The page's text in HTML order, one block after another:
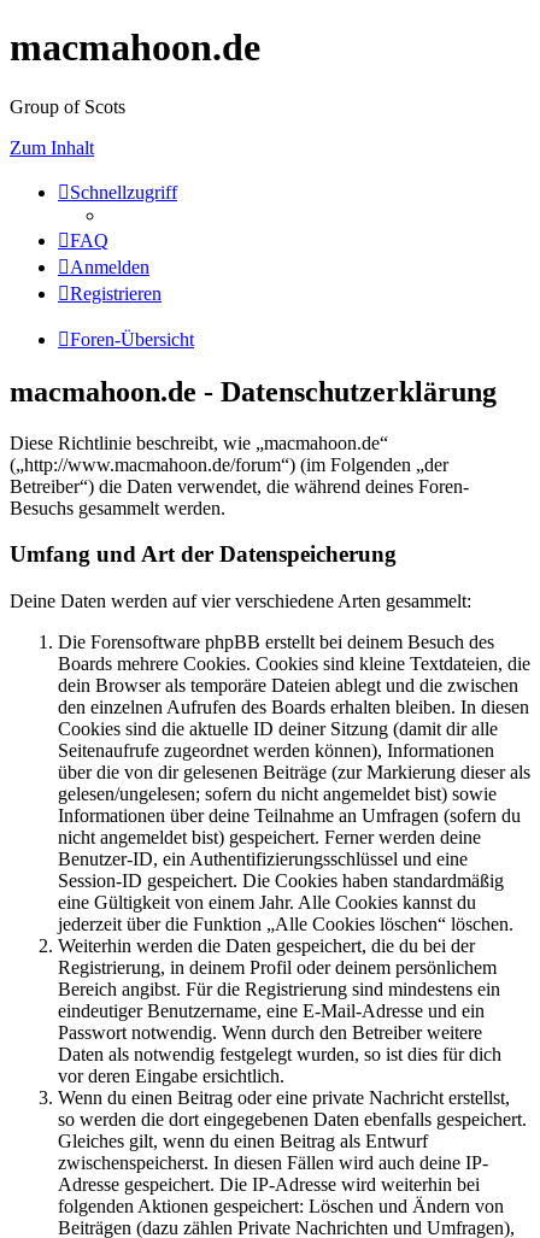
macmahoon.de
Group of Scots
Zum Inhalt
Schnellzugriff
FAQ
Anmelden
Registrieren
Foren-Übersicht
macmahoon.de - Datenschutzerklärung
Diese Richtlinie beschreibt, wie „macmahoon.de“
(„http://www.macmahoon.de/forum“) (im Folgenden „der
Betreiber“) die Daten verwendet, die während deines Foren-
Besuchs gesammelt werden.
Umfang und Art der Datenspeicherung
Deine Daten werden auf vier verschiedene Arten gesammelt:
Die Forensoftware phpBB erstellt bei deinem Besuch des
Boards mehrere Cookies. Cookies sind kleine Textdateien, die
dein Browser als temporäre Dateien ablegt und die zwischen
den einzelnen Aufrufen des Boards erhalten bleiben. In diesen
Cookies sind die aktuelle ID deiner Sitzung (damit dir alle
Seitenaufrufe zugeordnet werden können), Informationen
über die von dir gelesenen Beiträge (zur Markierung dieser als
gelesen/ungelesen; sofern du nicht angemeldet bist) sowie
Informationen über deine Teilnahme an Umfragen (sofern du
nicht angemeldet bist) gespeichert. Ferner werden deine
Benutzer-ID, ein Authentifizierungsschlüssel und eine
Session-ID gespeichert. Die Cookies haben standardmäßig
eine Gültigkeit von einem Jahr. Alle Cookies kannst du
jederzeit über die Funktion „Alle Cookies löschen“ löschen.
Weiterhin werden die Daten gespeichert, die du bei der
Registrierung, in deinem Profil oder deinem persönlichem
Bereich angibst. Für die Registrierung sind mindestens ein
eindeutiger Benutzername, eine E-Mail-Adresse und ein
Passwort notwendig. Wenn durch den Betreiber weitere
Daten als notwendig festgelegt wurden, so ist dies für dich
vor deren Eingabe ersichtlich.
Wenn du einen Beitrag oder eine private Nachricht erstellst,
so werden die dort eingegebenen Daten ebenfalls gespeichert.
Gleiches gilt, wenn du einen Beitrag als Entwurf
zwischenspeicherst. In diesen Fällen wird auch deine IP-
Adresse gespeichert. Die IP-Adresse wird weiterhin bei
folgenden Aktionen gespeichert: Löschen und Ändern von
Beiträgen (dazu zählen Private Nachrichten und Umfragen),